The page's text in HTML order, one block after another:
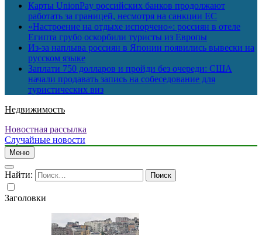
Карты UnionPay российских банков продолжают
работать за границей, несмотря на санкции ЕС
«Настроение на отдыхе испорчено»: россиян в отеле
Египта грубо оскорбили туристы из Европы
Из-за наплыва россиян в Японии появились вывески на
русском языке
Заплати 750 долларов и пройди без очереди: США
начали продавать запись на собеседование для
туристических виз
Недвижимость
Новостная рассылка
Случайные новости
Меню
Найти:
Заголовки